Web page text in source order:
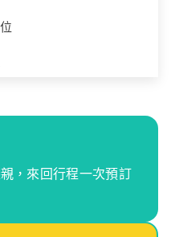
，來回行程一次預訂